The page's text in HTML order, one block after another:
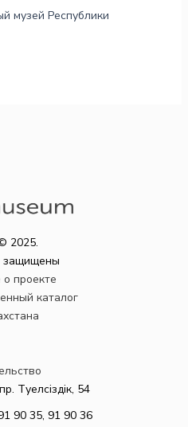
музей Республики
2025.
защищены
проекте
каталог
Тәуелсіздік, 54
90 35, 91 90 36